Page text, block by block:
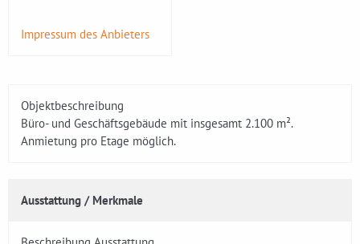
Impressum des Anbieters
Objektbeschreibung
Büro- und Geschäftsgebäude mit insgesamt 2.100 m².
Anmietung pro Etage möglich.
Ausstattung / Merkmale